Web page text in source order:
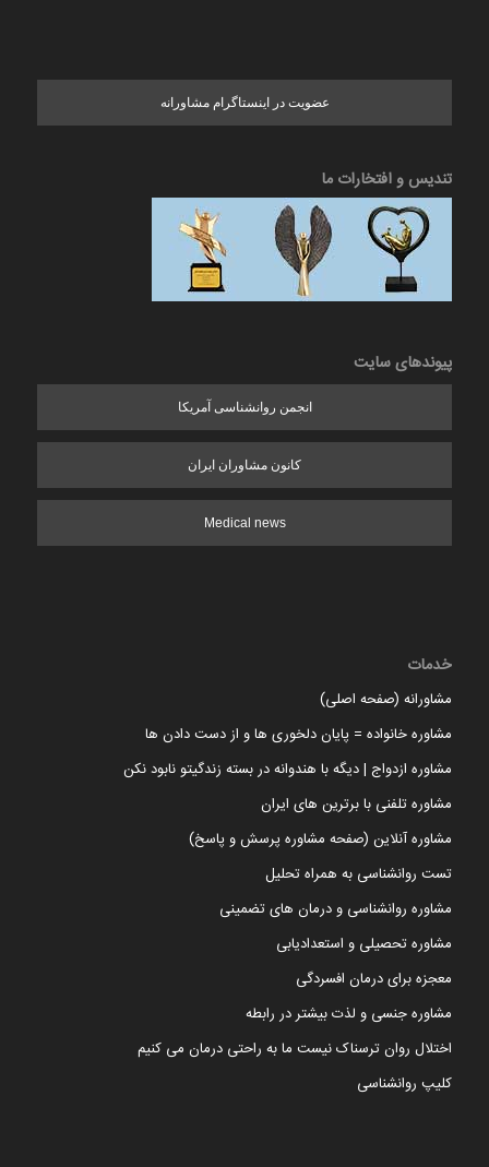
عضویت در اینستاگرام مشاورانه
تندیس و افتخارات ما
پیوندهای سایت
انجمن روانشناسی آمریکا
کانون مشاوران ایران
Medical news
خدمات
مشاورانه (صفحه اصلی)
مشاوره خانواده = پایان دلخوری ها و از دست دادن ها
مشاوره ازدواج | دیگه با هندوانه در بسته زندگیتو نابود نکن
مشاوره تلفنی با برترین های ایران
مشاوره آنلاین (صفحه مشاوره پرسش و پاسخ)
تست روانشناسی به همراه تحلیل
مشاوره روانشناسی و درمان های تضمینی
مشاوره تحصیلی و استعدادیابی
معجزه برای درمان افسردگی
مشاوره جنسی و لذت بیشتر در رابطه
اختلال روان ترسناک نیست ما به راحتی درمان می کنیم
کلیپ روانشناسی